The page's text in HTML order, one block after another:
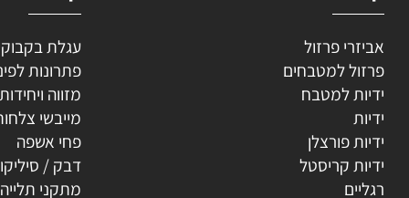
פרזול
קטגוריות
עגלת בקבוקים